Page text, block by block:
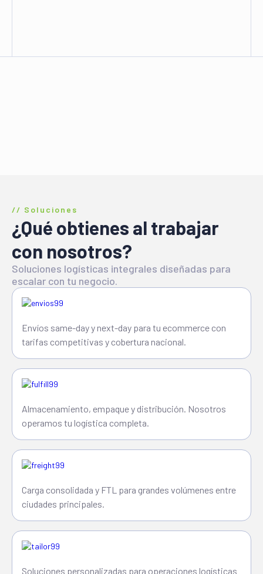
// Soluciones
¿Qué obtienes al trabajar
con nosotros?
Soluciones logísticas integrales diseñadas para
escalar con tu negocio.
Envíos same-day y next-day para tu ecommerce con
tarifas competitivas y cobertura nacional.
Almacenamiento, empaque y distribución. Nosotros
operamos tu logística completa.
Carga consolidada y FTL para grandes volúmenes entre
ciudades principales.
Soluciones personalizadas para operaciones logísticas